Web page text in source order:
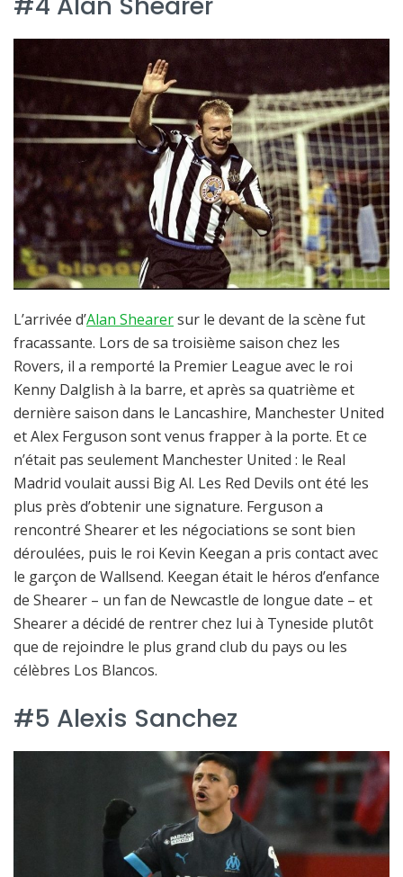
L’arrivée d’Alan Shearersur le devant de la scène fut
fracassante. Lors de sa troisième saison chez les
Rovers, il a remporté la Premier League avec le roi
Kenny Dalglish à la barre, et après sa quatrième et
dernière saison dans le Lancashire, Manchester United
et Alex Ferguson sont venus frapper à la porte. Et ce
n’était pas seulement Manchester United : le Real
Madrid voulait aussi Big Al. Les Red Devils ont été les
plus près d’obtenir une signature. Ferguson a
rencontré Shearer et les négociations se sont bien
déroulées, puis le roi Kevin Keegan a pris contact avec
le garçon de Wallsend. Keegan était le héros d’enfance
de Shearer – un fan de Newcastle de longue date – et
Shearer a décidé de rentrer chez lui à Tyneside plutôt
que de rejoindre le plus grand club du pays ou les
célèbres Los Blancos.
#5 Alexis Sanchez